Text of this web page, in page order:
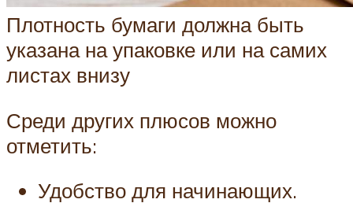
Плотность бумаги должна быть
указана на упаковке или на самих
листах внизу
Среди других плюсов можно
отметить:
Удобство для начинающих.